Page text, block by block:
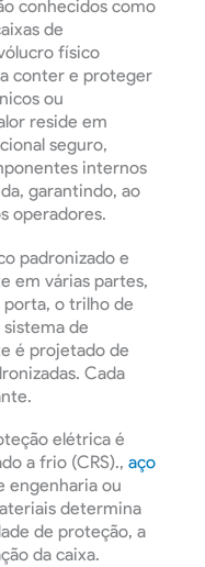
conhecidos como
de
físico
conter e proteger
ou
reside em
seguro,
internos
garantindo, ao
operadores.
padronizado e
em várias partes,
porta, o trilho de
de
é projetado de
Cada
elétrica é
a frio (CRS).,aço
engenharia ou
determina
de proteção, a
da caixa.